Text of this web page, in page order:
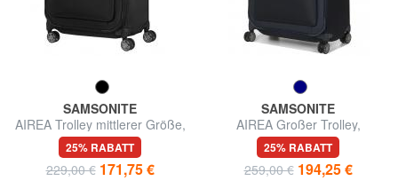
SAMSONITE
AIREA Trolley mittlerer Größe,
erweiterbar
25% RABATT
229,00 € 171,75 €
SAMSONITE
AIREA Großer Trolley,
erweiterbar
25% RABATT
259,00 € 194,25 €